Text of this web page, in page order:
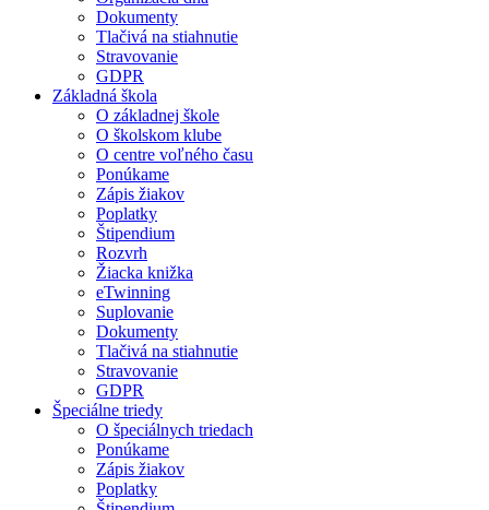
Dokumenty
Tlačivá na stiahnutie
Stravovanie
GDPR
Základná škola
O základnej škole
O školskom klube
O centre voľného času
Ponúkame
Zápis žiakov
Poplatky
Štipendium
Rozvrh
Žiacka knižka
eTwinning
Suplovanie
Dokumenty
Tlačivá na stiahnutie
Stravovanie
GDPR
Špeciálne triedy
O špeciálnych triedach
Ponúkame
Zápis žiakov
Poplatky